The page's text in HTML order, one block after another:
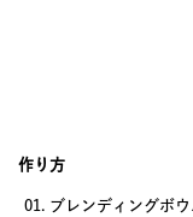
作り方
ブレンディングボ